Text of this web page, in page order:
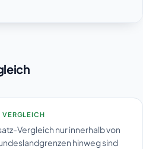
VERGLEICH
Vergleich nur innerhalb von
hinweg sind